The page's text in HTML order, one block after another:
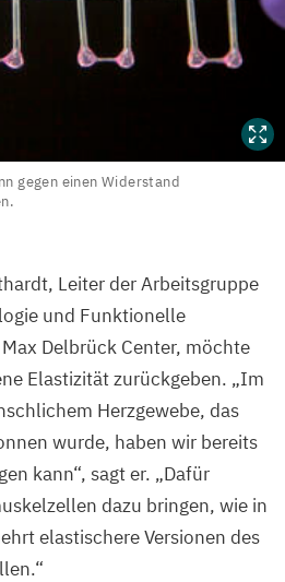
gegen einen Widerstand
Leiter der Arbeitsgruppe
und Funktionelle
Delbrück Center, möchte
Elastizität zurückgeben. „Im
Herzgewebe, das
wurde, haben wir bereits
kann“, sagt er. „Dafür
dazu bringen, wie in
elastischere Versionen des